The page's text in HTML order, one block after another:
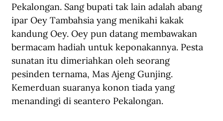
Pekalongan. Sang bupati tak lain adalah abang
ipar Oey Tambahsia yang menikahi kakak
kandung Oey. Oey pun datang membawakan
bermacam hadiah untuk keponakannya. Pesta
sunatan itu dimeriahkan oleh seorang
pesinden ternama, Mas Ajeng Gunjing.
Kemerduan suaranya konon tiada yang
menandingi di seantero Pekalongan.